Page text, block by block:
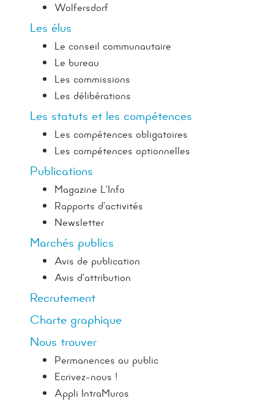
Wolfersdorf
Les élus
Le conseil communautaire
Le bureau
Les commissions
Les délibérations
Les statuts et les compétences
Les compétences obligatoires
Les compétences optionnelles
Publications
Magazine L’Info
Rapports d’activités
Newsletter
Marchés publics
Avis de publication
Avis d’attribution
Recrutement
Charte graphique
Nous trouver
Permanences au public
Ecrivez-nous !
Appli IntraMuros